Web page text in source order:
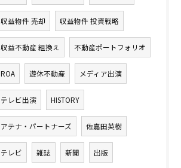
収益物件 売却 収益物件 投資戦略
収益不動産 組換え 不動産ポートフォリオ
ROA 遊休不動産 メディア出演
テレビ出演 HISTORY
アテナ・パートナーズ 佐嘉田英樹
テレビ 雑誌 新聞 出版